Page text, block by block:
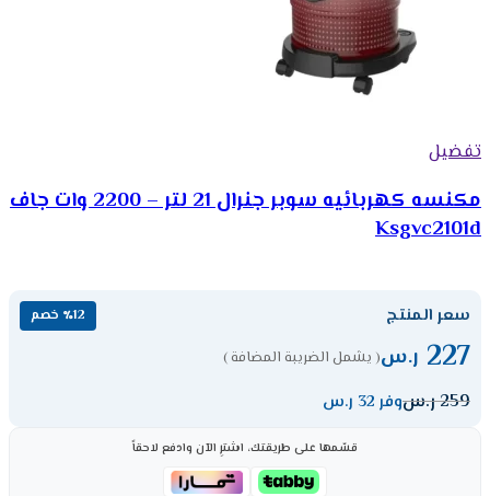
تفضيل
مكنسه كهربائيه سوبر جنرال 21 لتر – 2200 وات جاف
Ksgvc2101d
سعر المنتج ٪12 خصم
227 ر.س( يشمل الضريبة المضافة )
259ر.سوفر 32 ر.س
قسّمها على طريقتك، اشترِ الآن وادفع لاحقاً